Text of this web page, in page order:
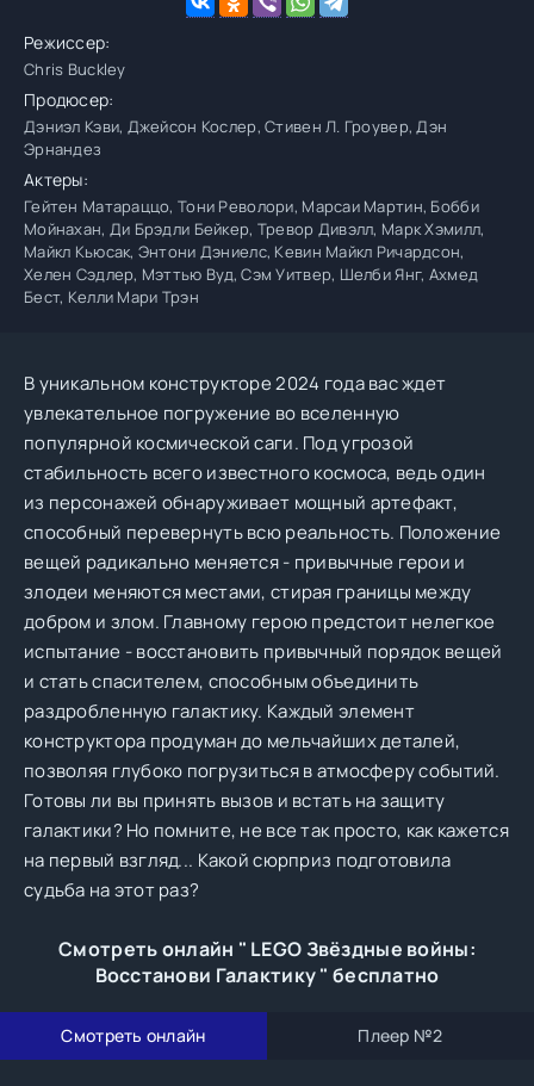
Режиссер:
Chris Buckley
Продюсер:
Дэниэл Кэви, Джейсон Кослер, Стивен Л. Гроувер, Дэн
Эрнандез
Актеры:
Гейтен Матараццо, Тони Револори, Марсаи Мартин, Бобби
Мойнахан, Ди Брэдли Бейкер, Тревор Дивэлл, Марк Хэмилл,
Майкл Кьюсак, Энтони Дэниелс, Кевин Майкл Ричардсон,
Хелен Сэдлер, Мэттью Вуд, Сэм Уитвер, Шелби Янг, Ахмед
Бест, Келли Мари Трэн
В уникальном конструкторе 2024 года вас ждет
увлекательное погружение во вселенную
популярной космической саги. Под угрозой
стабильность всего известного космоса, ведь один
из персонажей обнаруживает мощный артефакт,
способный перевернуть всю реальность. Положение
вещей радикально меняется - привычные герои и
злодеи меняются местами, стирая границы между
добром и злом. Главному герою предстоит нелегкое
испытание - восстановить привычный порядок вещей
и стать спасителем, способным объединить
раздробленную галактику. Каждый элемент
конструктора продуман до мельчайших деталей,
позволяя глубоко погрузиться в атмосферу событий.
Готовы ли вы принять вызов и встать на защиту
галактики? Но помните, не все так просто, как кажется
на первый взгляд... Какой сюрприз подготовила
судьба на этот раз?
Смотреть онлайн " LEGO Звёздные войны:
Восстанови Галактику " бесплатно
Смотреть онлайн Плеер №2